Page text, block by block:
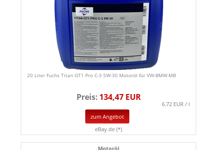
20 Liter Fuchs Titan GT1 Pro C-3 5W-30 Motoröl für VW-BMW-MB
Preis: 134,47 EUR
6.72 EUR / l
zum Angebot
eBay.de (*)
Motoröl